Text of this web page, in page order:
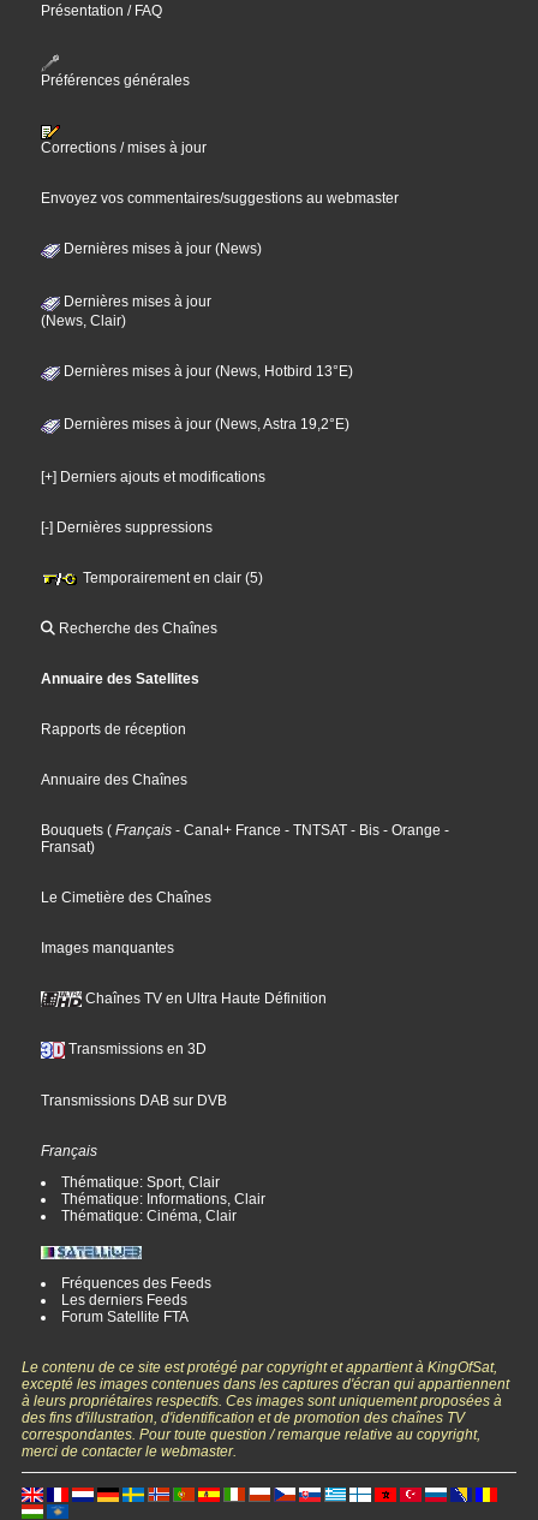
Présentation / FAQ
Préférences générales
Corrections / mises à jour
Envoyez vos commentaires/suggestions au webmaster
Dernières mises à jour (News)
Dernières mises à jour
(News, Clair)
Dernières mises à jour (News, Hotbird 13°E)
Dernières mises à jour (News, Astra 19,2°E)
[+] Derniers ajouts et modifications
[-] Dernières suppressions
Temporairement en clair (5)
Recherche des Chaînes
Annuaire des Satellites
Rapports de réception
Annuaire des Chaînes
Bouquets ( Français - Canal+ France - TNTSAT - Bis - Orange -
Fransat)
Le Cimetière des Chaînes
Images manquantes
Chaînes TV en Ultra Haute Définition
Transmissions en 3D
Transmissions DAB sur DVB
Français
Thématique: Sport, Clair
Thématique: Informations, Clair
Thématique: Cinéma, Clair
Fréquences des Feeds
Les derniers Feeds
Forum Satellite FTA
Le contenu de ce site est protégé par copyright et appartient à KingOfSat,
excepté les images contenues dans les captures d'écran qui appartiennent
à leurs propriétaires respectifs. Ces images sont uniquement proposées à
des fins d'illustration, d'identification et de promotion des chaînes TV
correspondantes. Pour toute question / remarque relative au copyright,
merci de contacter le webmaster.